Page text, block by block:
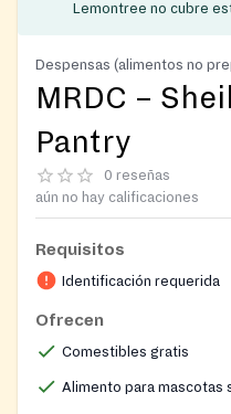
Lemontree no cubre
Despensas (alimentos no
MRDC –
Pantry
0 reseñas
aún no hay calificaciones
Requisitos
Identificación requerida
Ofrecen
Comestibles gratis
Alimento para mascotas